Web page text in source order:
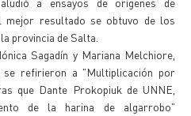
mejor resultado se obtuvo de los
provincia de Salta.
Sagadín y Mariana Melchiore,
se refirieron a "Multiplicación por
que Dante Prokopiuk de UNNE,
de la harina de algarrobo"